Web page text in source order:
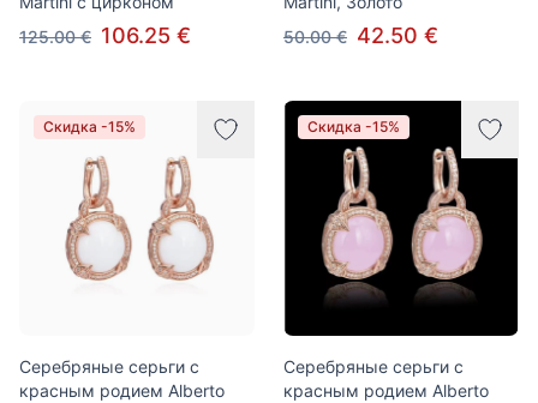
125.00 € 106.25 €
50.00 € 42.50 €
Скидка -15%
Серебряные серьги с
красным родием Alberto
Скидка -15%
Серебряные серьги с
красным родием Alberto